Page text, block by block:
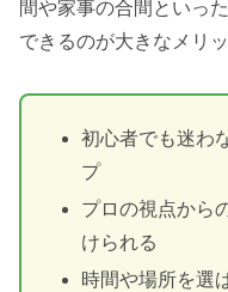
間や家事の合間といっ
できるのが大きなメリッ
初心者でも迷わ
プ
プロの視点から
けられる
時間や場所を選